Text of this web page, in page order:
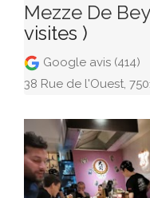
Mezze De
visites )
Google avis (414)
38 Rue de l'Ouest,